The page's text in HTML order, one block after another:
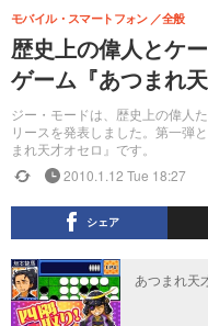
歴史上の偉人とケ
ゲーム『あつまれ
ジー・モードは、歴史上の偉人
リースを発表しました。第一弾
まれ天才オセロ』です。
モバイル・スマートフォン 全般
2010.1.12 Tue 18:27
シェア
あつまれ天